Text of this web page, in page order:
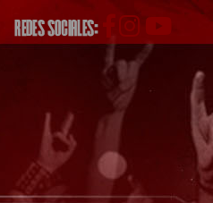
REDES SOCIALES: